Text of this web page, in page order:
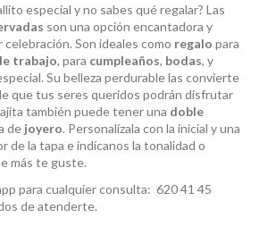
especial y no sabes qué regalar? Las
son una opción encantadora y
Son ideales como regalo para
trabajo, para cumpleaños, bodas, y
Su belleza perdurable las convierte
que tus seres queridos podrán disfrutar
también puede tener una doble
de joyero. Personalízala con la inicial y una
de la tapa e indícanos la tonalidad o
más te guste.
para cualquier consulta: 620 41 45
de atenderte.